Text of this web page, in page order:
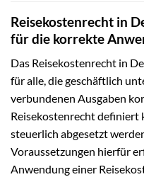
Reisekostenrecht in
für die korrekte
Das Reisekostenrecht in
für alle, die geschäftlich
verbundenen Ausgaben
Reisekostenrecht definiert
steuerlich abgesetzt
Voraussetzungen hierfür
Anwendung einer